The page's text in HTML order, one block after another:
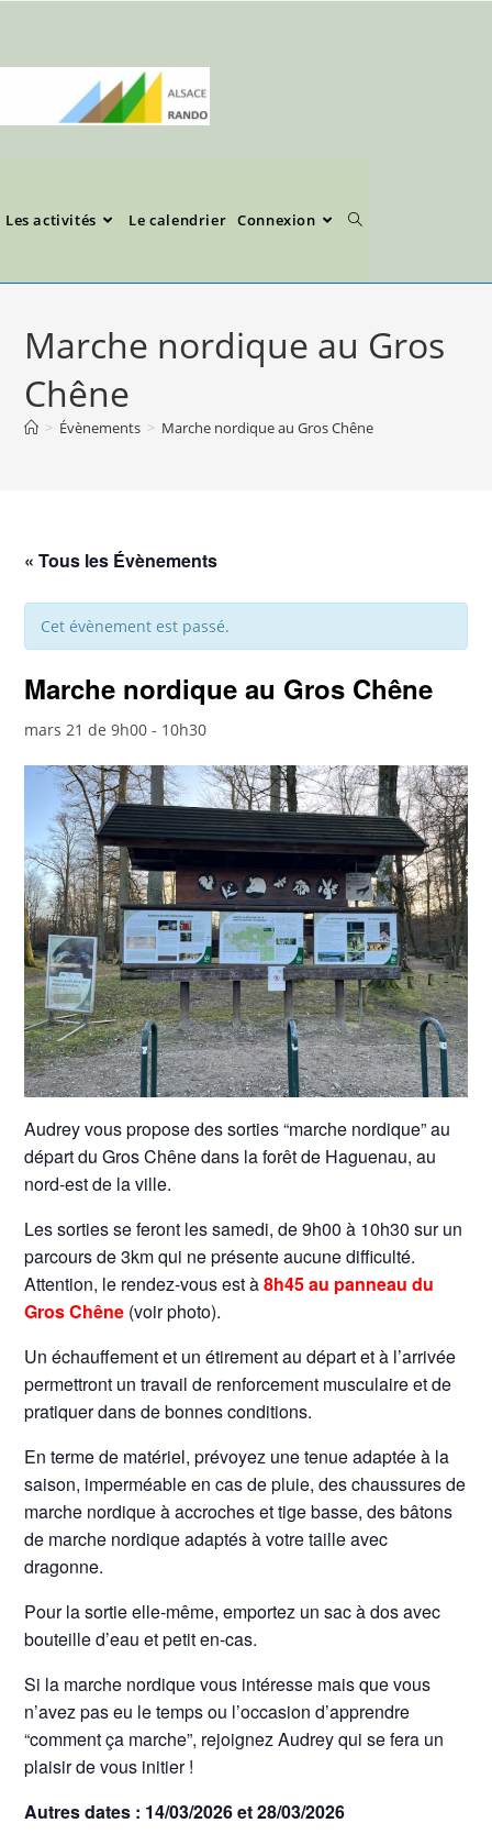
Les activités Le calendrier Connexion
Marche nordique au Gros
Chêne
> Évènements > Marche nordique au Gros Chêne
« Tous les Évènements
Cet évènement est passé.
Marche nordique au Gros Chêne
mars 21 de 9h00 - 10h30
Audrey vous propose des sorties “marche nordique” au
départ du Gros Chêne dans la forêt de Haguenau, au
nord-est de la ville.
Les sorties se feront les samedi, de 9h00 à 10h30 sur un
parcours de 3km qui ne présente aucune difficulté.
Attention, le rendez-vous est à8h45 au panneau du
Gros Chêne (voir photo).
Un échauffement et un étirement au départ et à l’arrivée
permettront un travail de renforcement musculaire et de
pratiquer dans de bonnes conditions.
En terme de matériel, prévoyez une tenue adaptée à la
saison, imperméable en cas de pluie, des chaussures de
marche nordique à accroches et tige basse, des bâtons
de marche nordique adaptés à votre taille avec
dragonne.
Pour la sortie elle-même, emportez un sac à dos avec
bouteille d’eau et petit en-cas.
Si la marche nordique vous intéresse mais que vous
n’avez pas eu le temps ou l’occasion d’apprendre
“comment ça marche”, rejoignez Audrey qui se fera un
plaisir de vous initier !
Autres dates : 14/03/2026 et 28/03/2026